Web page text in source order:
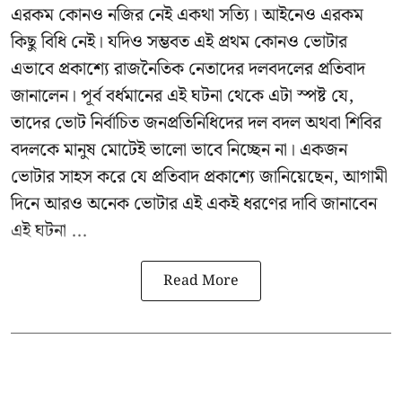
এরকম কোনও নজির নেই একথা সত্যি। আইনেও এরকম
কিছু বিধি নেই। যদিও সম্ভবত এই প্রথম কোনও ভোটার
এভাবে প্রকাশ্যে রাজনৈতিক নেতাদের দলবদলের প্রতিবাদ
জানালেন। পূর্ব বর্ধমানের এই ঘটনা থেকে এটা স্পষ্ট যে,
তাদের ভোট নির্বাচিত জনপ্রতিনিধিদের দল বদল অথবা শিবির
বদলকে মানুষ মোটেই ভালো ভাবে নিচ্ছেন না। একজন
ভোটার সাহস করে যে প্রতিবাদ প্রকাশ্যে জানিয়েছেন, আগামী
দিনে আরও অনেক ভোটার এই একই ধরণের দাবি জানাবেন
এই ঘটনা ...
Read More